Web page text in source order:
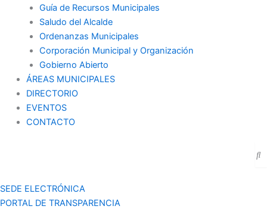
Guía de Recursos Municipales
Saludo del Alcalde
Ordenanzas Municipales
Corporación Municipal y Organización
Gobierno Abierto
ÁREAS MUNICIPALES
DIRECTORIO
EVENTOS
CONTACTO
SEDE ELECTRÓNICA
PORTAL DE TRANSPARENCIA